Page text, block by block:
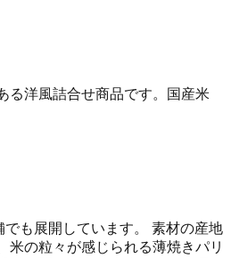
る洋風詰合せ商品です。国産米
も展開しています。 素材の産地
の粒々が感じられる薄焼きパリ